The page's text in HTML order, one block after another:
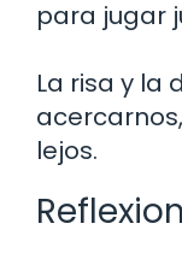
para jugar
La risa y la
lejos.